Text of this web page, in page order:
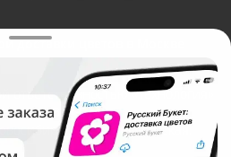
доставки цветов в Москве
ответственностью «Технология»
5410081997
ул. Ипподромская,